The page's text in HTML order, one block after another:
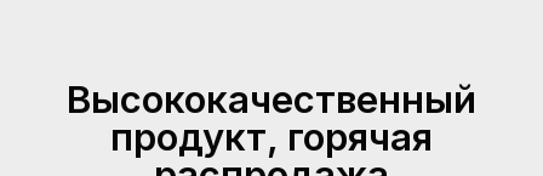
Высококачественный
продукт, горячая